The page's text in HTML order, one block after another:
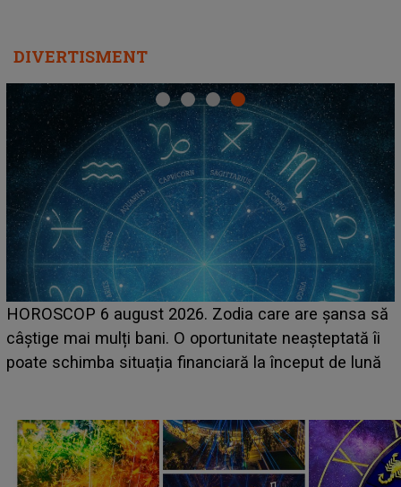
DIVERTISMENT
Zodia care are șansa să
neașteptată îi
la început de lună
LINE-UP UNTOLD ONE,
scena principală a
suedeză a ajuns deja în